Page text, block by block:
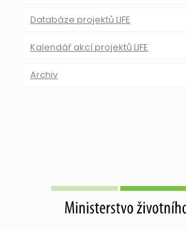
Databáze projektů LIFE
Kalendář akcí projektů LIFE
Archiv